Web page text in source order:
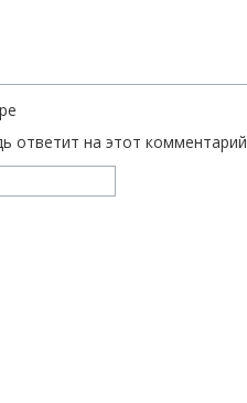
ответит на этот комментарий